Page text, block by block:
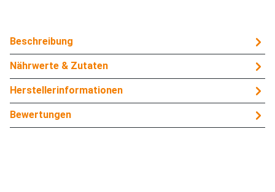
Beschreibung
Nährwerte & Zutaten
Herstellerinformationen
Bewertungen